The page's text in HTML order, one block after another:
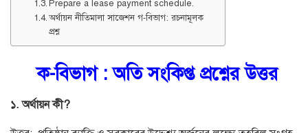
Prepare a lease payment schedule.
অর্থায়ন নীতিমালা সাজেশন গ-বিভাগ: রচনামূলক
প্রশ্ন
ক-বিভাগ : অতি সংকিপ্ত প্রশ্নের উত্তর
১. অর্থায়ন কী?